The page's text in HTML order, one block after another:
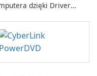
dzięki Driver